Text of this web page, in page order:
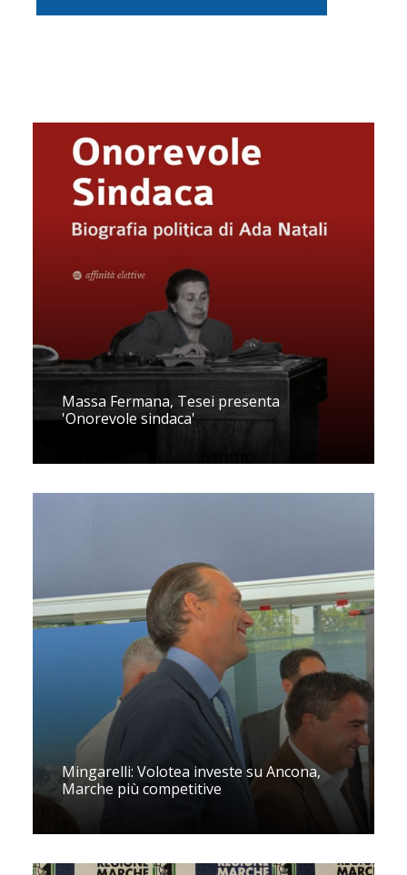
Massa Fermana, Tesei presenta
'Onorevole sindaca'
Mingarelli: Volotea investe su Ancona,
Marche più competitive